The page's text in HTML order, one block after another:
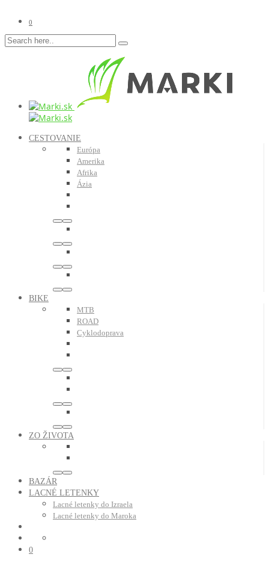
0
CESTOVANIE
Európa
Amerika
Afrika
Ázia
BIKE
MTB
ROAD
Cyklodoprava
ZO ŽIVOTA
BAZÁR
LACNÉ LETENKY
Lacné letenky do Izraela
Lacné letenky do Maroka
0